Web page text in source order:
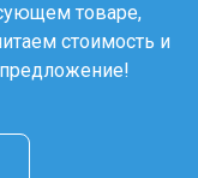
товаре,
стоимость и